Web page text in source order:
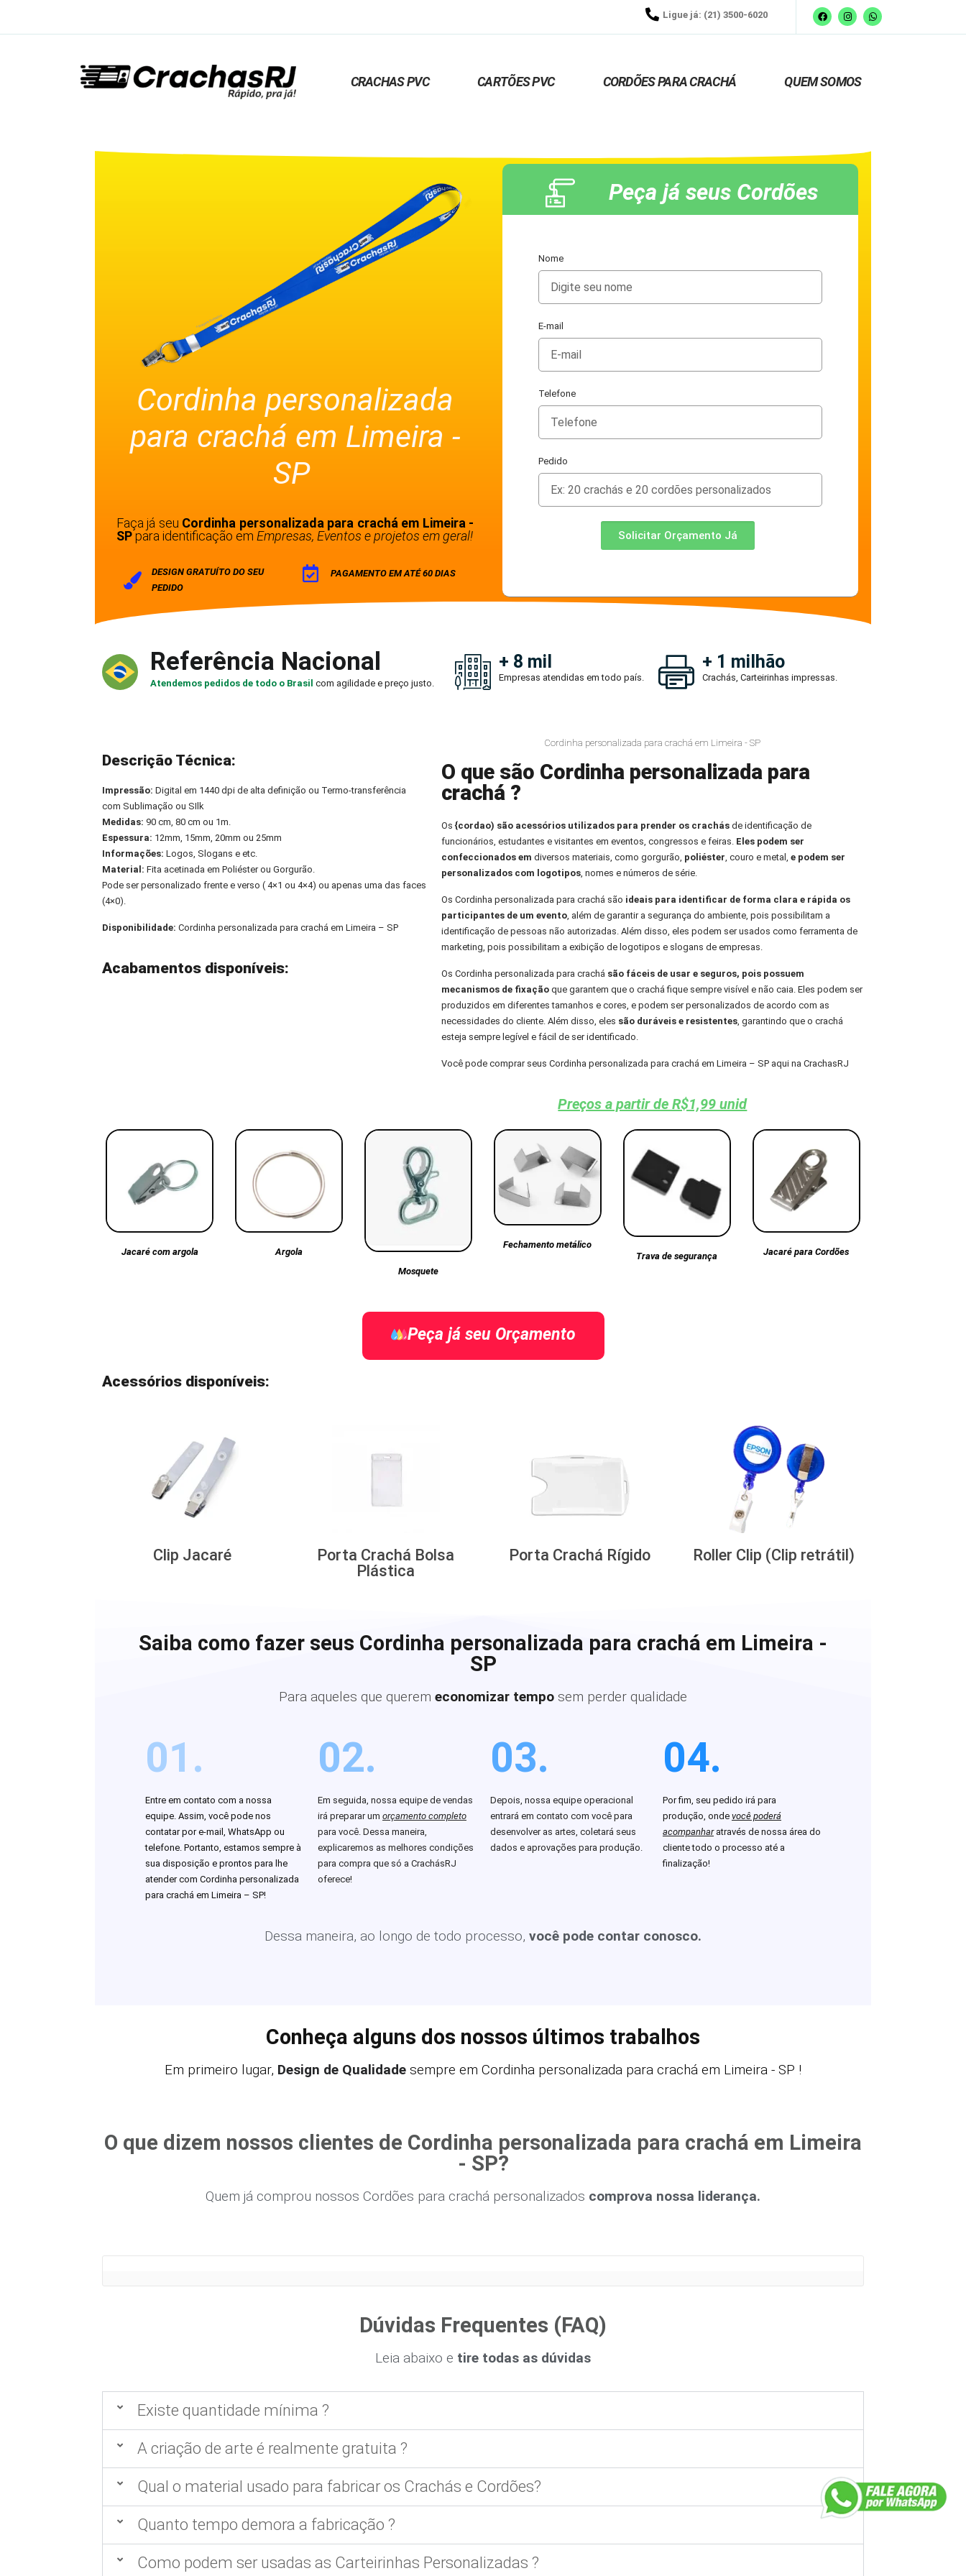
Ligue já: (21) 3500-6020
CRACHAS PVC CARTÕES PVC CORDÕES PARA CRACHÁ QUEM SOMOS
Cordinha personalizada
para crachá em Limeira -
SP
Faça já seu Cordinha personalizada para crachá em Limeira -
SPpara identificação emEmpresas, Eventos e projetos em geral!
DESIGN GRATUÍTO DO SEU
PEDIDO
PAGAMENTO EM ATÉ 60 DIAS
Peça já seus Cordões
Nome
E-mail
Telefone
Pedido
Solicitar Orçamento Já
Referência Nacional
Atendemos pedidos de todo o Brasilcom agilidade e preço justo.
+ 8 mil
Empresas atendidas em todo país.
+ 1 milhão
Crachás, Carteirinhas impressas.
Descrição Técnica:
Impressão: Digital em 1440 dpi de alta definição ou Termo-transferência
com Sublimação ou SIlk
Medidas: 90 cm, 80 cm ou 1m.
Espessura: 12mm, 15mm, 20mm ou 25mm
Informações:Logos, Slogans e etc.
Material: Fita acetinada em Poliéster ou Gorgurão.
Pode ser personalizado frente e verso ( 4×1 ou 4×4) ou apenas uma das faces
(4×0).
Disponibilidade:Cordinha personalizada para crachá em Limeira – SP
Acabamentos disponíveis:
Cordinha personalizada para crachá em Limeira - SP
O que são Cordinha personalizada para
crachá ?
Os {cordao) são acessórios utilizados para prender os crachásde identificação de
funcionários, estudantes e visitantes em eventos, congressos e feiras. Eles podem ser
confeccionados em diversos materiais, como gorgurão, poliéster, couro e metal, e podem ser
personalizados com logotipos, nomes e números de série.
Os Cordinha personalizada para crachá são ideais para identificar de forma clara e rápida os
participantes de um evento, além de garantir a segurança do ambiente, pois possibilitam a
identificação de pessoas não autorizadas. Além disso, eles podem ser usados como ferramenta de
marketing, pois possibilitam a exibição de logotipos e slogans de empresas.
Os Cordinha personalizada para crachá são fáceis de usar e seguros, pois possuem
mecanismos de fixaçãoque garantem que o crachá fique sempre visível e não caia. Eles podem ser
produzidos em diferentes tamanhos e cores, e podem ser personalizados de acordo com as
necessidades do cliente. Além disso, eles são duráveis e resistentes, garantindo que o crachá
esteja sempre legível e fácil de ser identificado.
Você pode comprar seus Cordinha personalizada para crachá em Limeira – SP aqui na CrachasRJ
Preços a partir de R$1,99 unid
Jacaré com argola
Argola
Mosquete
Fechamento metálico
Trava de segurança
Jacaré para Cordões
Peça já seu Orçamento
Acessórios disponíveis:
Clip Jacaré
Porta Crachá Bolsa
Plástica
Porta Crachá Rígido Roller Clip (Clip retrátil)
Saiba como fazer seus Cordinha personalizada para crachá em Limeira -
SP
Para aqueles que querem economizar tempo sem perder qualidade
01.
Entre em contato com a nossa
equipe. Assim, você pode nos
contatar por e-mail, WhatsApp ou
telefone. Portanto, estamos sempre à
sua disposição e prontos para lhe
atender com Cordinha personalizada
para crachá em Limeira – SP!
02.
Em seguida, nossa equipe de vendas
irá preparar um orçamento completo
para você. Dessa maneira,
explicaremos as melhores condições
para compra que só a CrachásRJ
oferece!
03.
Depois, nossa equipe operacional
entrará em contato com você para
desenvolver as artes, coletará seus
dados e aprovações para produção.
04.
Por fim, seu pedido irá para
produção, onde você poderá
acompanharatravés de nossa área do
cliente todo o processo até a
finalização!
Dessa maneira, ao longo de todo processo, você pode contar conosco.
Conheça alguns dos nossos últimos trabalhos
Em primeiro lugar, Design de Qualidade sempre em Cordinha personalizada para crachá em Limeira - SP !
O que dizem nossos clientes de Cordinha personalizada para crachá em Limeira
- SP?
Quem já comprou nossos Cordões para crachá personalizados comprova nossa liderança.
Dúvidas Frequentes (FAQ)
Leia abaixo e tire todas as dúvidas
Existe quantidade mínima ?
A criação de arte é realmente gratuita ?
Qual o material usado para fabricar os Crachás e Cordões?
Quanto tempo demora a fabricação ?
Como podem ser usadas as Carteirinhas Personalizadas ?